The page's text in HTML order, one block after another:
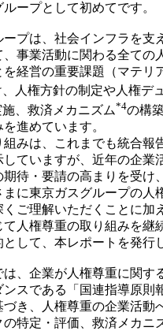
ープとして初めてです。
プは、社会インフラを支
、事業活動に関わる全ての
を経営の重要課題（マテリ
人権方針の制定や人権デ
、救済メカニズム*4の構
進めています。
みは、これまでも統合報
していますが、近年の企業
期待・要請の高まりを受け
に東京ガスグループの人
くご理解いただくことに加
て人権尊重の取り組みを継
して、本レポートを発行
、企業が人権尊重に関す
ンスである「国連指導原則
づき、人権尊重の企業活動
特定・評価、救済メカニ